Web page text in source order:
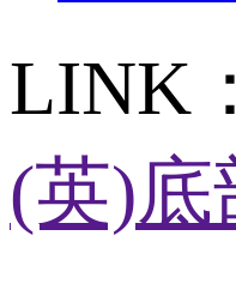
LINK
(英)底